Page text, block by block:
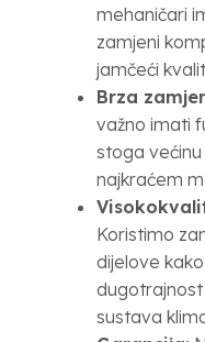
mehaničari
zamjeni
jamčeći
Brza
važno imati
stoga
najkraćem
Koristimo
dijelove
sustava